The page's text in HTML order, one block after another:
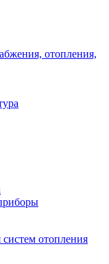
отопления,
отопления